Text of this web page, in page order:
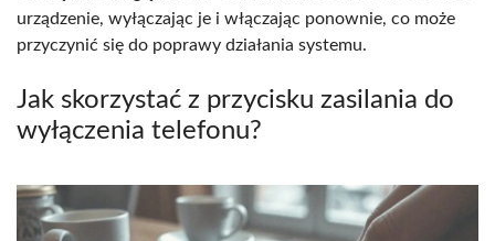
urządzenie, wyłączając je i włączając ponownie, co może
przyczynić się do poprawy działania systemu.
Jak skorzystać z przycisku zasilania do
wyłączenia telefonu?